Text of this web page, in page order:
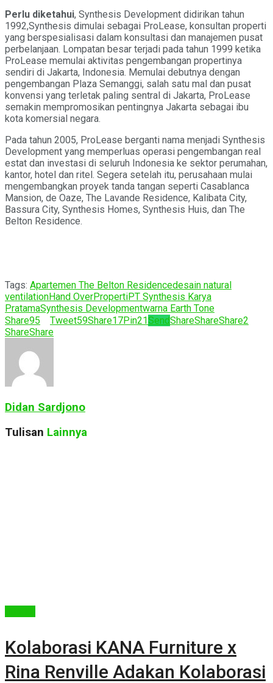
Perlu diketahui, Synthesis Development didirikan tahun
1992,Synthesis dimulai sebagai ProLease, konsultan properti
yang berspesialisasi dalam konsultasi dan manajemen pusat
perbelanjaan. Lompatan besar terjadi pada tahun 1999 ketika
ProLease memulai aktivitas pengembangan propertinya
sendiri di Jakarta, Indonesia. Memulai debutnya dengan
pengembangan Plaza Semanggi, salah satu mal dan pusat
konvensi yang terletak paling sentral di Jakarta, ProLease
semakin mempromosikan pentingnya Jakarta sebagai ibu
kota komersial negara.
Pada tahun 2005, ProLease berganti nama menjadi Synthesis
Development yang memperluas operasi pengembangan real
estat dan investasi di seluruh Indonesia ke sektor perumahan,
kantor, hotel dan ritel. Segera setelah itu, perusahaan mulai
mengembangkan proyek tanda tangan seperti Casablanca
Mansion, de Oaze, The Lavande Residence, Kalibata City,
Bassura City, Synthesis Homes, Synthesis Huis, dan The
Belton Residence.
Tags: Apartemen The Belton Residencedesain natural
ventilationHand OverPropertiPT Synthesis Karya
PratamaSynthesis Developmentwarna Earth Tone
Share95 Tweet59Share17Pin21SendShareShareShare2
ShareShare
Didan Sardjono
Tulisan Lainnya
Kolaborasi KANA Furniture x
Rina Renville Adakan Kolaborasi